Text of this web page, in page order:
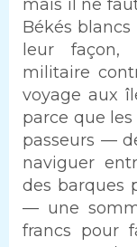
mais il ne
Békés
leur façon,
militaire
voyage aux
parce que
passeurs —
naviguer
des barques
— une
francs pour